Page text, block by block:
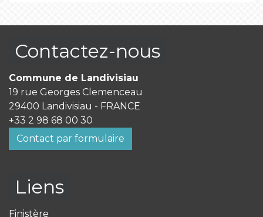
Contactez-nous
Commune de Landivisiau
19 rue Georges Clemenceau
29400 Landivisiau - FRANCE
+33 2 98 68 00 30
Contact par formulaire
Liens
Finistère